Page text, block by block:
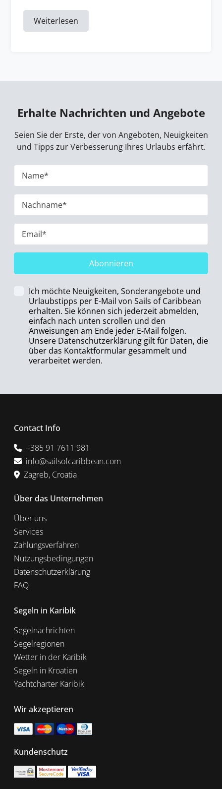
Weiterlesen
Erhalte Nachrichten und Angebote
Seien Sie der Erste, der von Angeboten, Neuigkeiten
und Tipps zur Verbesserung Ihres Urlaubs erfährt.
Abonnieren
Ich möchte Neuigkeiten, Sonderangebote und
Urlaubstipps per E-Mail von Sails of Caribbean
erhalten. Sie können sich jederzeit abmelden,
einfach nach unten scrollen und den
Anweisungen am Ende jeder E-Mail folgen.
Unsere Datenschutzerklärung gilt für Daten, die
über das Kontaktformular gesammelt und
verarbeitet werden.
Contact Info
+385 91 7611 981
info@sailsofcaribbean.com
Zagreb, Croatia
Über das Unternehmen
Über uns
Services
Zahlungsverfahren
Nutzungsbedingungen
Datenschutzerklärung
FAQ
Segeln in Karibik
Segelnachrichten
Segelregionen
Wetter in der Karibik
Segeln in Kroatien
Yachtcharter Karibik
Wir akzeptieren
Kundenschutz